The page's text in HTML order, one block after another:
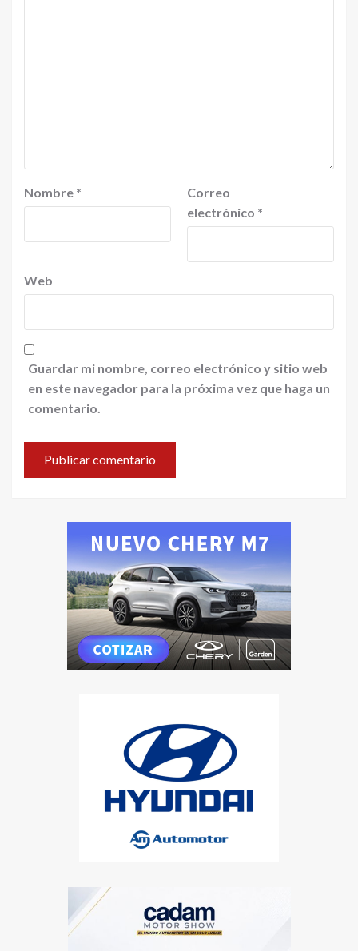
Nombre *
Correo
electrónico *
Web
Guardar mi nombre, correo electrónico y sitio web
en este navegador para la próxima vez que haga un
comentario.